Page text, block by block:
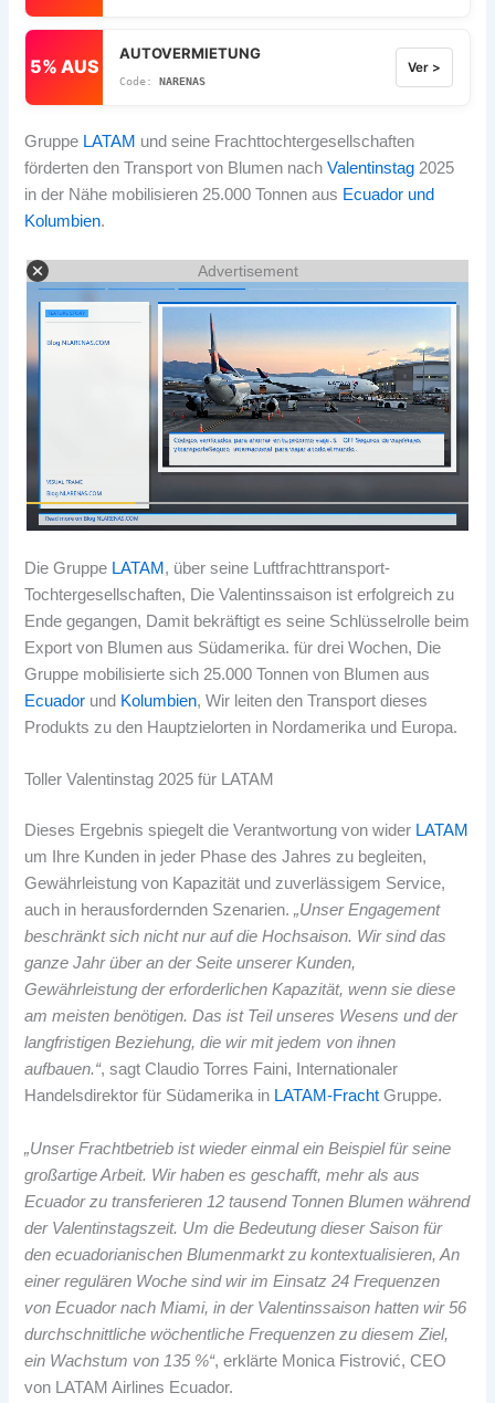
5% AUS
AUTOVERMIETUNG
NARENAS
Ver >
Gruppe LATAM und seine Frachttochtergesellschaften
förderten den Transport von Blumen nachValentinstag 2025
in der Nähe mobilisieren 25.000 Tonnen aus Ecuador und
Kolumbien.
Advertisement
Die Gruppe LATAM , über seine Luftfrachttransport-
Tochtergesellschaften, Die Valentinssaison ist erfolgreich zu
Ende gegangen, Damit bekräftigt es seine Schlüsselrolle beim
Export von Blumen aus Südamerika. für drei Wochen, Die
Gruppe mobilisierte sich 25.000 Tonnen von Blumen aus
Ecuador und Kolumbien, Wir leiten den Transport dieses
Produkts zu den Hauptzielorten in Nordamerika und Europa.
Toller Valentinstag 2025 für LATAM
Dieses Ergebnis spiegelt die Verantwortung von wider LATAM
um Ihre Kunden in jeder Phase des Jahres zu begleiten,
Gewährleistung von Kapazität und zuverlässigem Service,
auch in herausfordernden Szenarien.„Unser Engagement
beschränkt sich nicht nur auf die Hochsaison. Wir sind das
ganze Jahr über an der Seite unserer Kunden,
Gewährleistung der erforderlichen Kapazität, wenn sie diese
am meisten benötigen. Das ist Teil unseres Wesens und der
langfristigen Beziehung, die wir mit jedem von ihnen
aufbauen.“, sagt Claudio Torres Faini, Internationaler
Handelsdirektor für Südamerika in LATAM-Fracht Gruppe.
„Unser Frachtbetrieb ist wieder einmal ein Beispiel für seine
großartige Arbeit. Wir haben es geschafft, mehr als aus
Ecuador zu transferieren 12 tausend Tonnen Blumen während
der Valentinstagszeit. Um die Bedeutung dieser Saison für
den ecuadorianischen Blumenmarkt zu kontextualisieren, An
einer regulären Woche sind wir im Einsatz 24 Frequenzen
von Ecuador nach Miami, in der Valentinssaison hatten wir 56
durchschnittliche wöchentliche Frequenzen zu diesem Ziel,
ein Wachstum von 135 %“, erklärte Monica Fistrović, CEO
von LATAM Airlines Ecuador.